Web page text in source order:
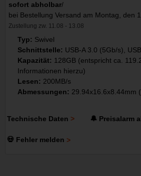
sofort abholbar/
bei Bestellung Versand am Montag, den
Zustellung zw. 11.08 - 13.08
Typ: Swivel
Schnittstelle: USB-A 3.0 (5Gb/s),
Kapazität: 128GB (entspricht ca.
Informationen hierzu)
Lesen: 200MB/s
Abmessungen: 29.94x16.6x8.44mm
Technische Daten 🔔 Preisalarm
💀 Fehler melden